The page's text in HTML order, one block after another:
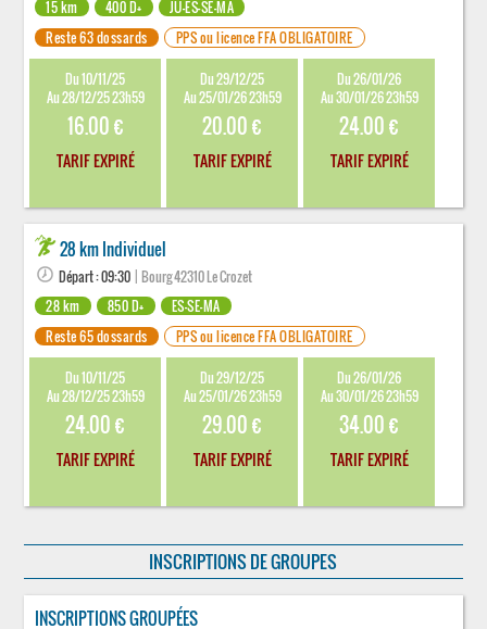
15 km 400 D+
JU-ES-SE-MA
Reste 63 dossards
PPS ou licence FFA OBLIGATOIRE
Du 10/11/25
Au 28/12/25 23h59
16.00 €
TARIF EXPIRÉ
Du 29/12/25
Au 25/01/26 23h59
20.00 €
TARIF EXPIRÉ
Du 26/01/26
Au 30/01/26 23h59
24.00 €
TARIF EXPIRÉ
28 km Individuel
Départ : 09:30 | Bourg 42310 Le Crozet
28 km
850 D+
ES-SE-MA
Reste 65 dossards
PPS ou licence FFA OBLIGATOIRE
Du 10/11/25
Au 28/12/25 23h59
24.00 €
TARIF EXPIRÉ
Du 29/12/25
Au 25/01/26 23h59
29.00 €
TARIF EXPIRÉ
Du 26/01/26
Au 30/01/26 23h59
34.00 €
TARIF EXPIRÉ
INSCRIPTIONS DE GROUPES
INSCRIPTIONS GROUPÉES